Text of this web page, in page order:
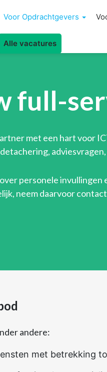
Voor Opdrachtgevers
Alle vacatures
full-
met een hart voor
personele
neem daarvoor
andere:
met betrekking